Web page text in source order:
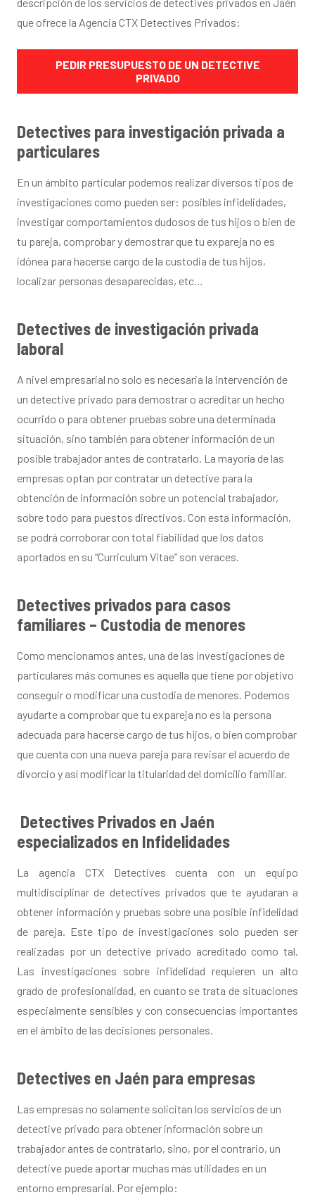
descripción de los servicios de detectives privados en Jaén
que ofrece la Agencia CTX Detectives Privados:
PEDIR PRESUPUESTO DE UN DETECTIVE
PRIVADO
Detectives para investigación privada a
particulares
En un ámbito particular podemos realizar diversos tipos de
investigaciones como pueden ser: posibles infidelidades,
investigar comportamientos dudosos de tus hijos o bien de
tu pareja, comprobar y demostrar que tu expareja no es
idónea para hacerse cargo de la custodia de tus hijos,
localizar personas desaparecidas, etc…
Detectives de investigación privada
laboral
A nivel empresarial no solo es necesaria la intervención de
un detective privado para demostrar o acreditar un hecho
ocurrido o para obtener pruebas sobre una determinada
situación, sino también para obtener información de un
posible trabajador antes de contratarlo. La mayoría de las
empresas optan por contratar un detective para la
obtención de información sobre un potencial trabajador,
sobre todo para puestos directivos. Con esta información,
se podrá corroborar con total fiabilidad que los datos
aportados en su “Curriculum Vitae” son veraces.
Detectives privados para casos
familiares – Custodia de menores
Como mencionamos antes, una de las investigaciones de
particulares más comunes es aquella que tiene por objetivo
conseguir o modificar una custodia de menores. Podemos
ayudarte a comprobar que tu expareja no es la persona
adecuada para hacerse cargo de tus hijos, o bien comprobar
que cuenta con una nueva pareja para revisar el acuerdo de
divorcio y así modificar la titularidad del domicilio familiar.
Detectives Privados en Jaén
especializados en Infidelidades
La agencia CTX Detectives cuenta con un equipo
multidisciplinar de detectives privados que te ayudaran a
obtener información y pruebas sobre una posible infidelidad
de pareja. Este tipo de investigaciones solo pueden ser
realizadas por un detective privado acreditado como tal.
Las investigaciones sobre infidelidad requieren un alto
grado de profesionalidad, en cuanto se trata de situaciones
especialmente sensibles y con consecuencias importantes
en el ámbito de las decisiones personales.
Detectives en Jaén para empresas
Las empresas no solamente solicitan los servicios de un
detective privado para obtener información sobre un
trabajador antes de contratarlo, sino, por el contrario, un
detective puede aportar muchas más utilidades en un
entorno empresarial. Por ejemplo: